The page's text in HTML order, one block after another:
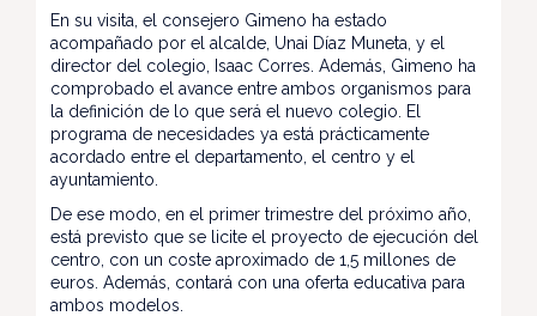
En su visita, el consejero Gimeno ha estado
acompañado por el alcalde, Unai Díaz Muneta, y el
director del colegio, Isaac Corres. Además, Gimeno ha
comprobado el avance entre ambos organismos para
la definición de lo que será el nuevo colegio. El
programa de necesidades ya está prácticamente
acordado entre el departamento, el centro y el
ayuntamiento.
De ese modo, en el primer trimestre del próximo año,
está previsto que se licite el proyecto de ejecución del
centro, con un coste aproximado de 1,5 millones de
euros. Además, contará con una oferta educativa para
ambos modelos.